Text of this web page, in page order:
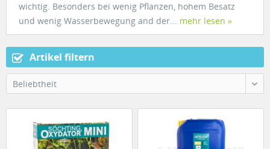
wichtig. Besonders bei wenig Pflanzen, hohem Besatz
und wenig Wasserbewegung and der... mehr lesen »
Artikel filtern
Beliebtheit